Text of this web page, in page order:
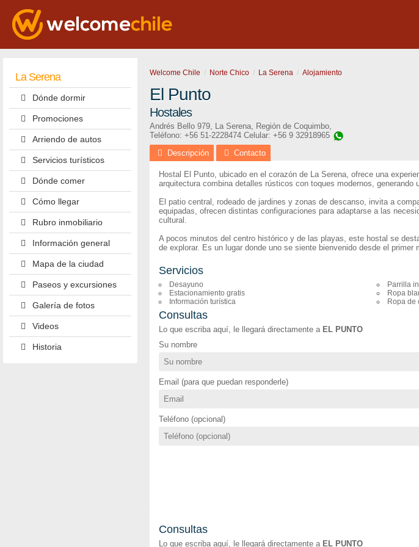
La Serena
Dónde dormir
Promociones
Arriendo de autos
Servicios turísticos
Dónde comer
Cómo llegar
Rubro inmobiliario
Información general
Mapa de la ciudad
Paseos y excursiones
Galería de fotos
Videos
Historia
Welcome Chile Norte Chico La Serena Alojamiento
El Punto
Hostales
Andrés Bello 979, La Serena, Región de Coquimbo,
Teléfono: +56 51-2228474 Celular: +56 9 32918965
Descripción
Contacto
Hostal El Punto, ubicado en el corazón de La Serena, ofrece una
arquitectura combina detalles rústicos con toques modernos, generando
El patio central, rodeado de jardines y zonas de descanso, invita a
equipadas, ofrecen distintas configuraciones para adaptarse a las
cultural.
A pocos minutos del centro histórico y de las playas, este hostal se
de explorar. Es un lugar donde uno se siente bienvenido desde el
Servicios
Desayuno
Estacionamiento gratis
Información turística
Parrilla
Ropa
Ropa de
Consultas
Lo que escriba aquí, le llegará directamente a EL PUNTO
Su nombre
Email (para que puedan responderle)
Teléfono (opcional)
Consultas
Lo que escriba aquí, le llegará directamente a EL PUNTO